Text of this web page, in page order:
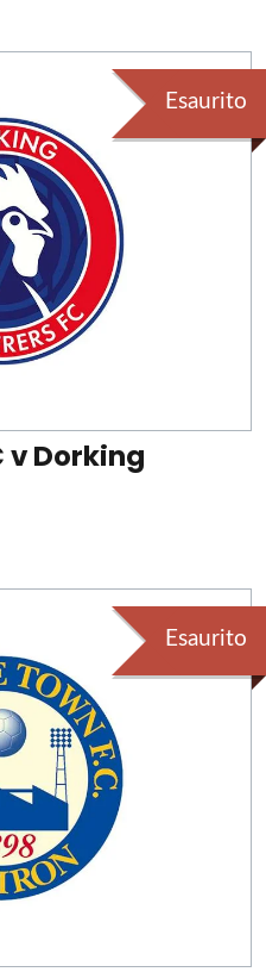
Esaurito
v Dorking
Esaurito